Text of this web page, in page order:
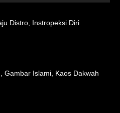
Distro, Instropeksi Diri
, Gambar Islami, Kaos Dakwah